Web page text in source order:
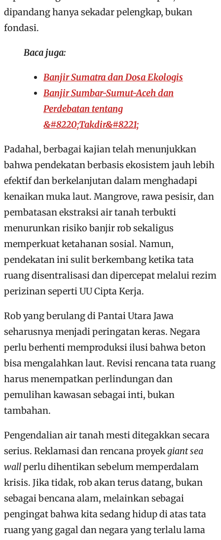
dipandang hanya sekadar pelengkap, bukan
fondasi.
Baca juga:
Banjir Sumatra dan Dosa Ekologis
Banjir Sumbar-Sumut-Aceh dan
Perdebatan tentang
&#8220;Takdir&#8221;
Padahal, berbagai kajian telah menunjukkan
bahwa pendekatan berbasis ekosistem jauh lebih
efektif dan berkelanjutan dalam menghadapi
kenaikan muka laut. Mangrove, rawa pesisir, dan
pembatasan ekstraksi air tanah terbukti
menurunkan risiko banjir rob sekaligus
memperkuat ketahanan sosial. Namun,
pendekatan ini sulit berkembang ketika tata
ruang disentralisasi dan dipercepat melalui rezim
perizinan seperti UU Cipta Kerja.
Rob yang berulang di Pantai Utara Jawa
seharusnya menjadi peringatan keras. Negara
perlu berhenti memproduksi ilusi bahwa beton
bisa mengalahkan laut. Revisi rencana tata ruang
harus menempatkan perlindungan dan
pemulihan kawasan sebagai inti, bukan
tambahan.
Pengendalian air tanah mesti ditegakkan secara
serius. Reklamasi dan rencana proyekgiant sea
wallperlu dihentikan sebelum memperdalam
krisis. Jika tidak, rob akan terus datang, bukan
sebagai bencana alam, melainkan sebagai
pengingat bahwa kita sedang hidup di atas tata
ruang yang gagal dan negara yang terlalu lama